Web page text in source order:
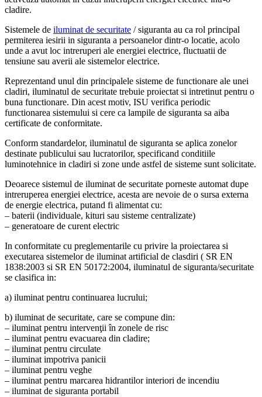
cladire.
Sistemele de iluminat de securitate / siguranta au ca rol principal
permiterea iesirii in siguranta a persoanelor dintr-o locatie, acolo
unde a avut loc intreruperi ale energiei electrice, fluctuatii de
tensiune sau averii ale sistemelor electrice.
Reprezentand unul din principalele sisteme de functionare ale unei
cladiri, iluminatul de securitate trebuie proiectat si intretinut pentru o
buna functionare. Din acest motiv, ISU verifica periodic
functionarea sistemului si cere ca lampile de siguranta sa aiba
certificate de conformitate.
Conform standardelor, iluminatul de siguranta se aplica zonelor
destinate publicului sau lucratorilor, specificand conditiile
luminotehnice in cladiri si zone unde astfel de sisteme sunt solicitate.
Deoarece sistemul de iluminat de securitate porneste automat dupe
intreruperea energiei electrice, acesta are nevoie de o sursa externa
de energie electrica, putand fi alimentat cu:
– baterii (individuale, kituri sau sisteme centralizate)
– generatoare de curent electric
In conformitate cu preglementarile cu privire la proiectarea si
executarea sistemelor de iluminat artificial de clasdiri ( SR EN
1838:2003 si SR EN 50172:2004, iluminatul de siguranta/securitate
se clasifica in:
a) iluminat pentru continuarea lucrului;
b) iluminat de securitate, care se compune din:
– iluminat pentru intervenţii în zonele de risc
– iluminat pentru evacuarea din cladire;
– iluminat pentru circulate
– iluminat impotriva panicii
– iluminat pentru veghe
– iluminat pentru marcarea hidrantilor interiori de incendiu
– iluminat de siguranta portabil